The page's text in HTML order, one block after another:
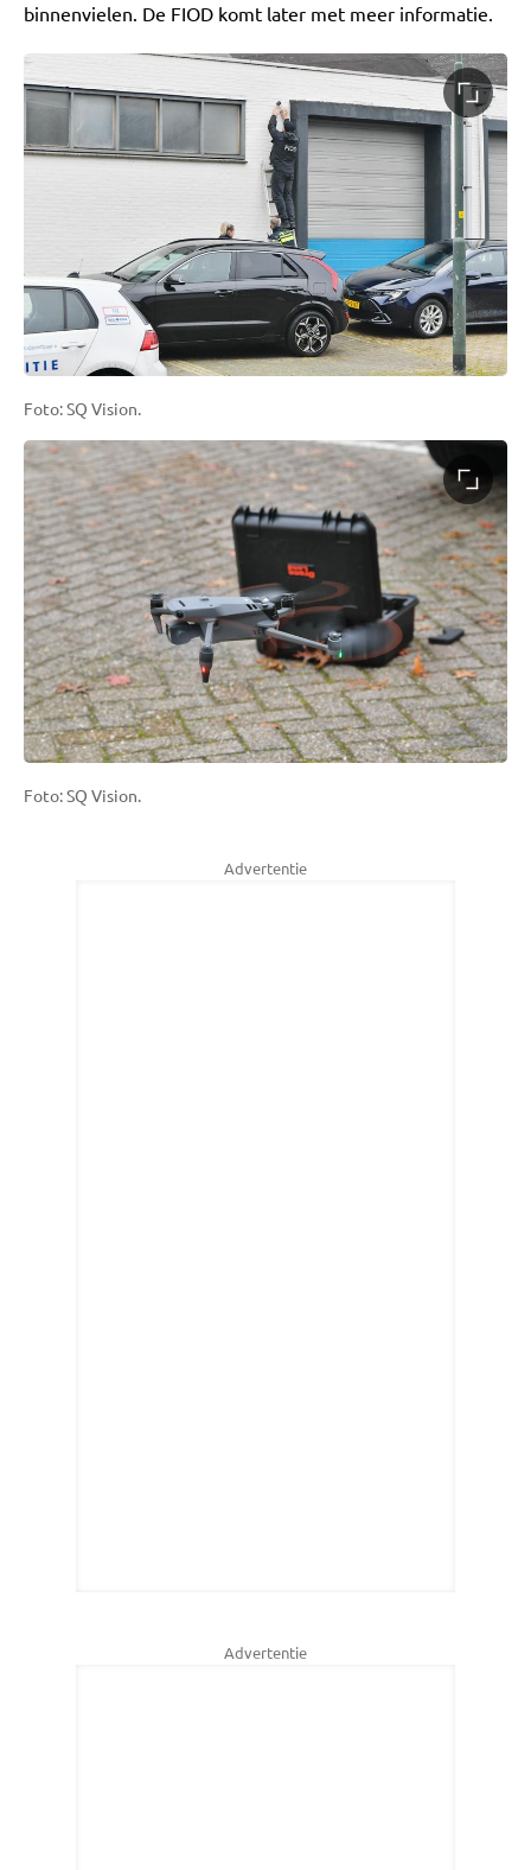
binnenvielen. De FIOD komt later met meer informatie.
Foto: SQ Vision.
Foto: SQ Vision.
Advertentie
Advertentie